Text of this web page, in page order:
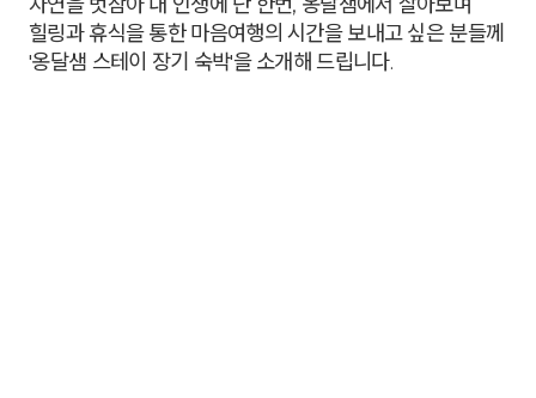
힐링과 휴식을 통한 마음여행의 시간을 보내고 싶은 분들께
'옹달샘 스테이 장기 숙박'을 소개해 드립니다.